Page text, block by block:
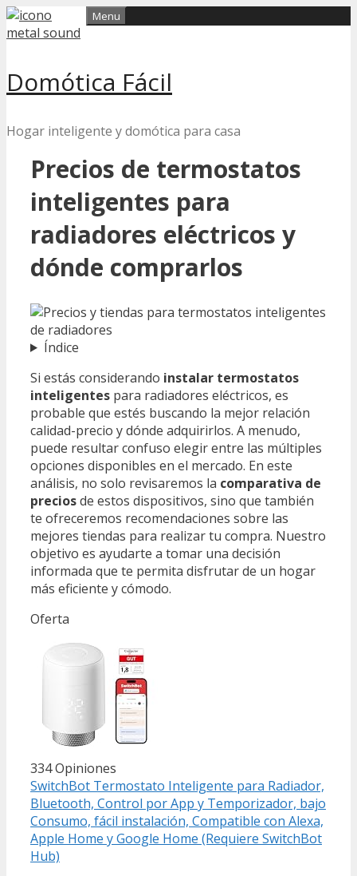
Skip
to
Domótica Fácil
Hogar inteligente y domótica para casa
Menu
Precios de termostatos
inteligentes para
radiadores eléctricos y
dónde comprarlos
Índice
Si estás considerando instalar termostatos
inteligentes para radiadores eléctricos, es
probable que estés buscando la mejor relación
calidad-precio y dónde adquirirlos. A menudo,
puede resultar confuso elegir entre las múltiples
opciones disponibles en el mercado. En este
análisis, no solo revisaremos la comparativa de
preciosde estos dispositivos, sino que también
te ofreceremos recomendaciones sobre las
mejores tiendas para realizar tu compra. Nuestro
objetivo es ayudarte a tomar una decisión
informada que te permita disfrutar de un hogar
más eficiente y cómodo.
Oferta
334 Opiniones
SwitchBot Termostato Inteligente para Radiador,
Bluetooth, Control por App y Temporizador, bajo
Consumo, fácil instalación, Compatible con Alexa,
Apple Home y Google Home (Requiere SwitchBot
Hub)